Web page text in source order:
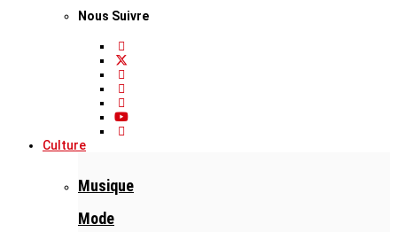
Nous Suivre
Culture
Musique
Mode